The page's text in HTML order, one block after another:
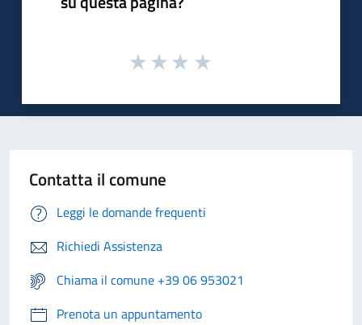
Contatta il comune
Leggi le domande frequenti
Richiedi Assistenza
Chiama il comune +39 06 953021
Prenota un appuntamento